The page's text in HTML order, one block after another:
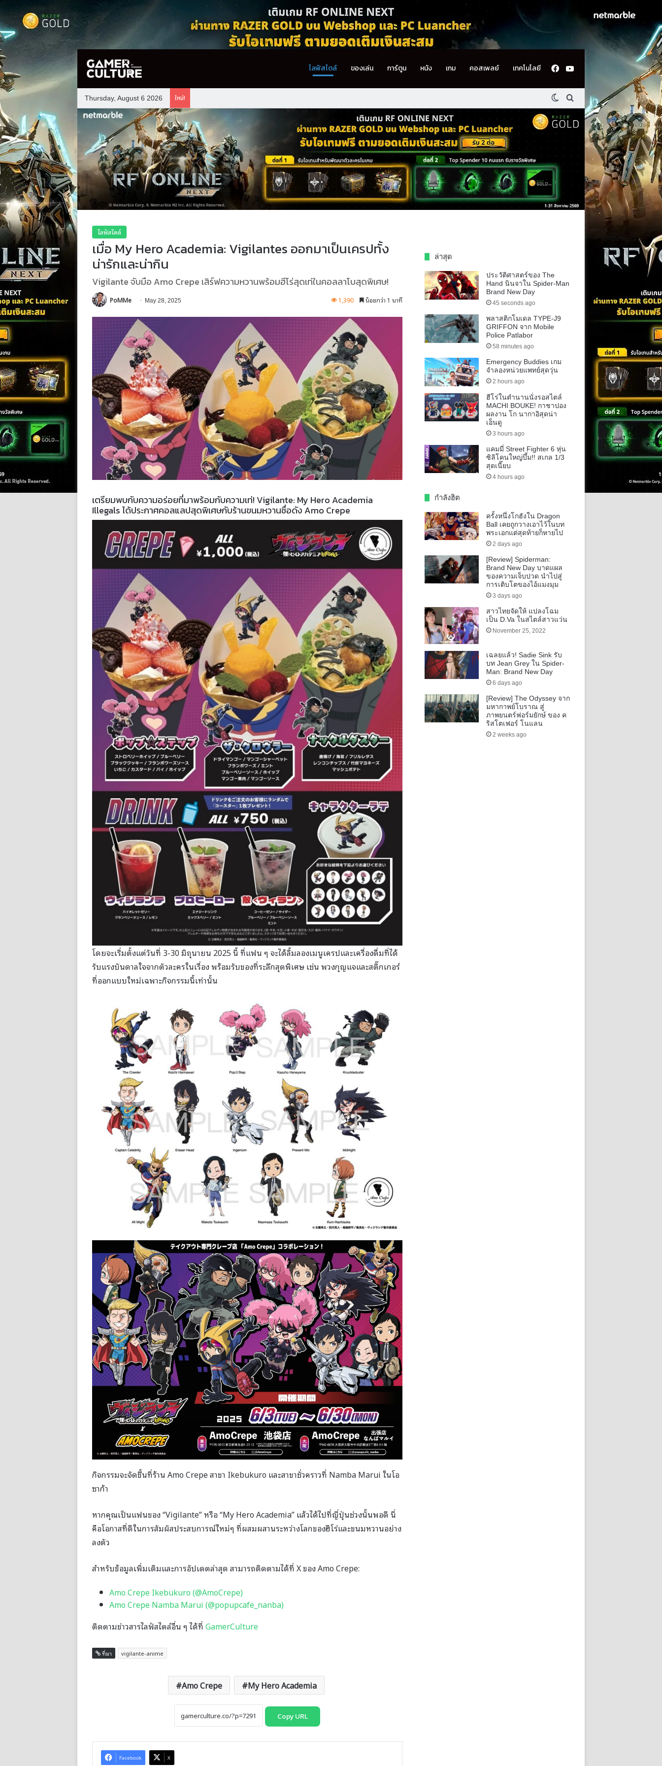
ไลฟ์สไตล์ ของเล่น การ์ตูน หนัง เกม คอสเพลย์ เทคโนโลยี Facebook
YouTube
Thursday, August 6 2026 ใหม่! Switch skin
ค้นหา
ไลฟ์สไตล์
เมื่อ My Hero Academia: Vigilantes ออกมาเป็นเครปทั้ง
น่ารักและน่ากิน
Vigilante จับมือ Amo Crepe เสิร์ฟความหวานพร้อมฮีโร่สุดเท่ในคอลลาโบสุดพิเศษ!
PoMMe May 28, 2025 1,390 น้อยกว่า 1 นาที
เตรียมพบกับความอร่อยที่มาพร้อมกับความเท่! Vigilante: My Hero Academia
Illegals ได้ประกาศคอลแลปสุดพิเศษกับร้านขนมหวานชื่อดัง Amo Crepe
โดยจะเริ่มตั้งแต่วันที่ 3-30 มิถุนายน 2025 นี้ ที่แฟน ๆ จะได้ลิ้มลองเมนูเครปและเครื่องดื่มที่ได้
รับแรงบันดาลใจจากตัวละครในเรื่อง พร้อมรับของที่ระลึกสุดพิเศษ เช่น พวงกุญแจและสติ๊กเกอร์
ที่ออกแบบใหม่เฉพาะกิจกรรมนี้เท่านั้น
กิจกรรมจะจัดขึ้นที่ร้าน Amo Crepe สาขา Ikebukuro และสาขาชั่วคราวที่ Namba Marui ในโอ
ซาก้า
หากคุณเป็นแฟนของ “Vigilante” หรือ “My Hero Academia” แล้วได้ไปที่ญี่ปุ่นช่วงนั้นพอดี นี่
คือโอกาสที่ดีในการสัมผัสประสบการณ์ใหม่ๆ ที่ผสมผสานระหว่างโลกของฮีโร่และขนมหวานอย่าง
ลงตัว
สำหรับข้อมูลเพิ่มเติมและการอัปเดตล่าสุด สามารถติดตามได้ที่ X ของ Amo Crepe:
Amo Crepe Ikebukuro (@AmoCrepe)
Amo Crepe Namba Marui (@popupcafe_nanba)
ติดตามข่าวสารไลฟ์สไตล์อื่น ๆ ได้ที่GamerCulture
ที่มา vigilante-anime
Amo Crepe My Hero Academia
Copy URL
Facebook X
ล่าสุด
ประวัติศาสตร์ของ The
Hand นินจาใน Spider-Man
Brand New Day
45 seconds ago
พลาสติกโมเดล TYPE-J9
GRIFFON จาก Mobile
Police Patlabor
58 minutes ago
Emergency Buddies เกม
จำลองหน่วยแพทย์สุดวุ่น
2 hours ago
ฮีโร่ในตำนานนั่งรอสไตล์
MACHI BOUKE! กาชาปอง
ผลงาน โก นากาอิสุดน่า
เอ็นดู
3 hours ago
แคมมี่ Street Fighter 6 หุ่น
ซิลิโคนใหญ่บึ้ม!! สเกล 1/3
สุดเนี๊ยบ
4 hours ago
กำลังฮิต
ครั้งหนึ่งโกฮังใน Dragon
Ball เคยถูกวางเอาไว้ในบท
พระเอกแต่สุดท้ายก็หายไป
2 days ago
[Review] Spiderman:
Brand New Day บาดแผล
ของความเจ็บปวด นำไปสู่
การเติบโตของไอ้แมงมุม
3 days ago
สาวไทยจัดให้ แปลงโฉม
เป็น D.Va ในสไตล์สาวแว่น
November 25, 2022
เฉลยแล้ว! Sadie Sink รับ
บท Jean Grey ใน Spider-
Man: Brand New Day
6 days ago
[Review] The Odyssey จาก
มหากาพย์โบราณ สู่
ภาพยนตร์ฟอร์มยักษ์ ของ ค
ริสโตเฟอร์ โนแลน
2 weeks ago